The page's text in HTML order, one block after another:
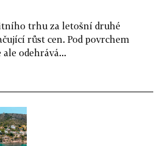
trhu za letošní druhé
růst cen. Pod povrchem
odehrává...